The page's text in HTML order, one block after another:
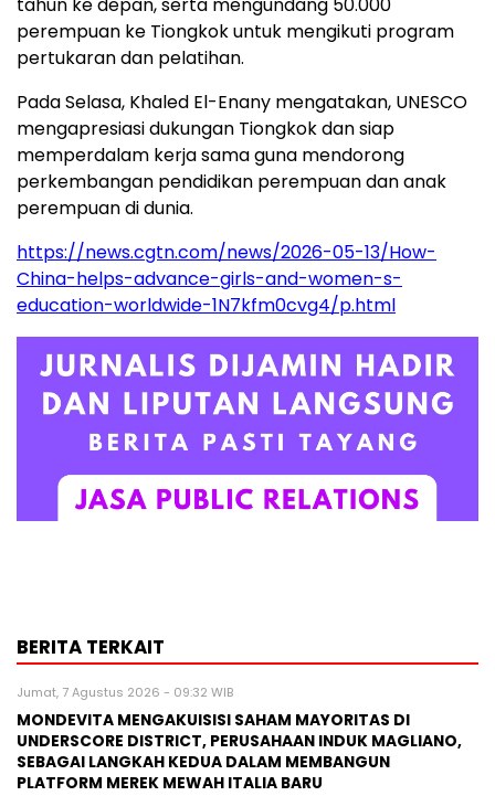
tahun ke depan, serta mengundang 50.000
perempuan ke Tiongkok untuk mengikuti program
pertukaran dan pelatihan.
Pada Selasa, Khaled El-Enany mengatakan, UNESCO
mengapresiasi dukungan Tiongkok dan siap
memperdalam kerja sama guna mendorong
perkembangan pendidikan perempuan dan anak
perempuan di dunia.
https://news.cgtn.com/news/2026-05-13/How-
China-helps-advance-girls-and-women-s-
education-worldwide-1N7kfm0cvg4/p.html
BERITA TERKAIT
Jumat, 7 Agustus 2026 - 09:32 WIB
MONDEVITA MENGAKUISISI SAHAM MAYORITAS DI
UNDERSCORE DISTRICT, PERUSAHAAN INDUK MAGLIANO,
SEBAGAI LANGKAH KEDUA DALAM MEMBANGUN
PLATFORM MEREK MEWAH ITALIA BARU